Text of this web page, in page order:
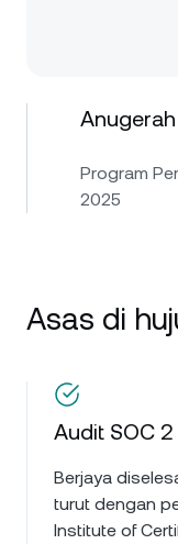
Program
2025
Asas di
Audit SOC
Berjaya
turut dengan
Institute of